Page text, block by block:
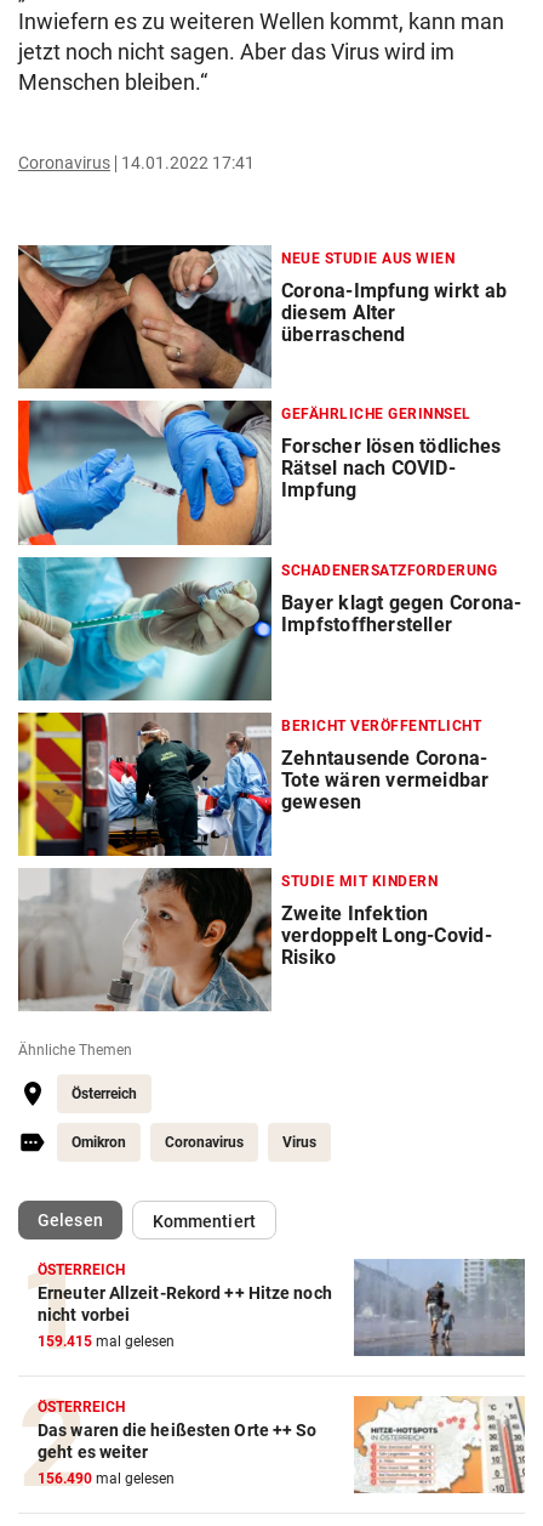
Inwiefern es zu weiteren Wellen kommt, kann man
jetzt noch nicht sagen. Aber das Virus wird im
Menschen bleiben.“
Coronavirus 14.01.2022 17:41
NEUE STUDIE AUS WIEN
Corona-Impfung wirkt ab
diesem Alter
überraschend
GEFÄHRLICHE GERINNSEL
Forscher lösen tödliches
Rätsel nach COVID-
Impfung
SCHADENERSATZFORDERUNG
Bayer klagt gegen Corona-
Impfstoffhersteller
BERICHT VERÖFFENTLICHT
Zehntausende Corona-
Tote wären vermeidbar
gewesen
STUDIE MIT KINDERN
Zweite Infektion
verdoppelt Long-Covid-
Risiko
Ähnliche Themen
Österreich
Omikron Coronavirus Virus
Gelesen(ausgewählt)Kommentiert
ÖSTERREICH
Erneuter Allzeit-Rekord ++ Hitze noch
nicht vorbei
159.415 mal gelesen
ÖSTERREICH
Das waren die heißesten Orte ++ So
geht es weiter
156.490 mal gelesen